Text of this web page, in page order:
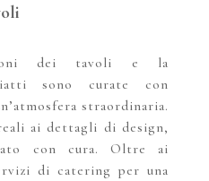
dei tavoli e la
sono curate con
straordinaria.
ai dettagli di design,
con cura. Oltre ai
di catering per una